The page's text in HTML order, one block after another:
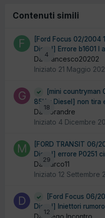
Contenuti simili
4
[Ford Focus 02/2004
Diesel] Errore b1601 l
Da Francesco20202
Iniziato 21 Maggio
18
[mini countryman
85Kw Diesel] non tira
Da Gorandre
Iniziato 4 Dicembre
29
[FORD TRANSIT 06/
Diesel] errore P0251
Da marco11
Iniziato 12 Settembre
12
[Ford Focus 06/
Diesel] Iniettori